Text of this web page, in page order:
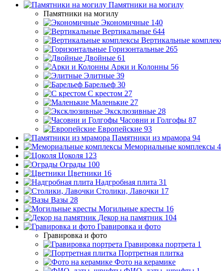
Памятники на могилу
Памятники на могилу
Экономичные 140
Вертикальные 644
Вертикальные
Горизонтальные 265
Двойные 61
Арки и Колонны 56
Элитные 39
Барельеф 30
С крестом 27
Маленькие 27
Эксклюзивные 28
Часовни и Голгофы 87
Европейские 93
Памятники из мрамора 94
Мемориальные комплексы
Цоколя 123
Ограды 100
Цветники 16
Надгробная плита 31
Столики, Лавочки 17
Вазы 28
Могильные кресты 16
Декор на памятник 104
Гравировка и фото
Гравировка и фото
Гравировка портрета 1
Портретная плитка
Фото на керамике